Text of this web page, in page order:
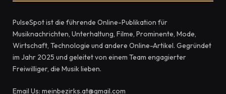
PulseSpot ist die führende Online-Publikation für
Musiknachrichten, Unterhaltung, Filme, Prominente, Mode,
Wirtschaft, Technologie und andere Online-Artikel. Gegründet
im Jahr 2025 und geleitet von einem Team engagierter
Freiwilliger, die Musik lieben.
Email Us: meinbezirks.at@gmail.com